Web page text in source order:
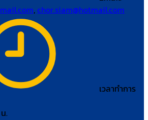
,chor.siam@hotmail.com
เวลาทำการ
.